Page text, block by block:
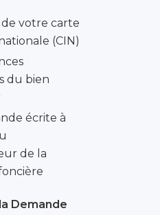
votre carte
(CIN)
du bien
écrite à
de la
Demande